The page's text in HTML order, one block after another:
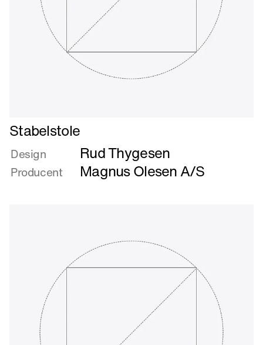
Læs
mere
om
Stabelstole
Stabelstole
Design Rud Thygesen
Producent Magnus Olesen A/S